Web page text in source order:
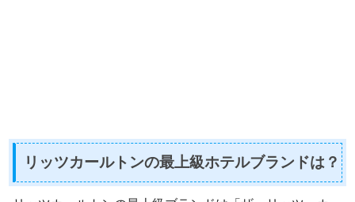
リッツカールトンの最上級ホテルブランドは？